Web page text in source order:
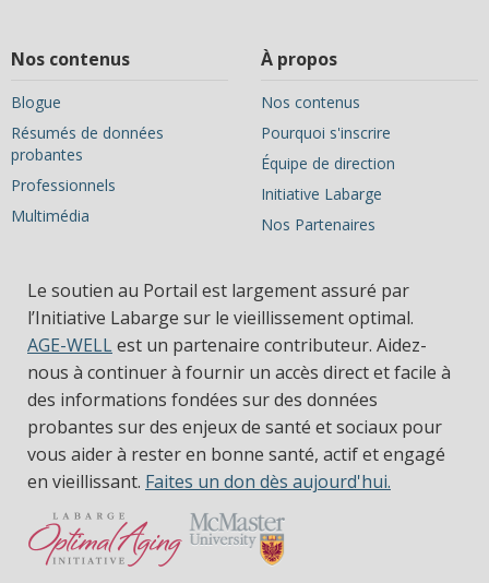
Nos contenus
Blogue
Résumés de données
probantes
Professionnels
Multimédia
À propos
Nos contenus
Pourquoi s'inscrire
Équipe de direction
Initiative Labarge
Nos Partenaires
Le soutien au Portail est largement assuré par
l’Initiative Labarge sur le vieillissement optimal.
AGE-WELLest un partenaire contributeur. Aidez-
nous à continuer à fournir un accès direct et facile à
des informations fondées sur des données
probantes sur des enjeux de santé et sociaux pour
vous aider à rester en bonne santé, actif et engagé
en vieillissant. Faites un don dès aujourd'hui.